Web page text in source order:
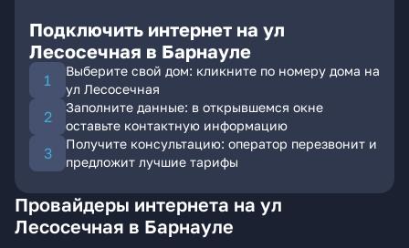
Подключить интернет на ул
Лесосечная в Барнауле
Выберите свой дом: кликните по номеру дома на
ул Лесосечная
Заполните данные: в открывшемся окне
оставьте контактную информацию
Получите консультацию: оператор перезвонит и
предложит лучшие тарифы
Провайдеры интернета на ул
Лесосечная в Барнауле